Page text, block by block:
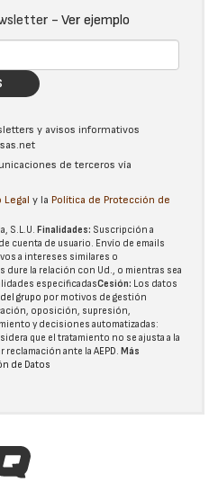
- Ver ejemplo
y avisos informativos
de terceros vía
Legal y la Política de Protección de
S.L.U. Finalidades: Suscripción a
cuenta de usuario. Envío de emails
a intereses similares o
dure la relación con Ud., o mientras sea
especificadasCesión: Los datos
grupo por motivos de gestión
oposición, supresión,
y decisiones automatizadas:
que el tratamiento no se ajusta a la
reclamación ante la AEPD. Más
de Datos